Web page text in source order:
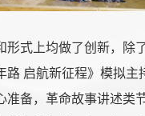
式上均做了创新，除
启航新征程》模拟
备，革命故事讲述类